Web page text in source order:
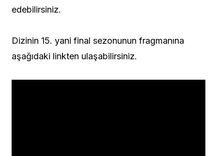
edebilirsiniz.
Dizinin 15. yani final sezonunun fragmanına
aşağıdaki linkten ulaşabilirsiniz.